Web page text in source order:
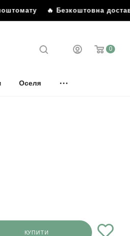
🔥 Безкоштовна
0
Оселя
КУПИТИ